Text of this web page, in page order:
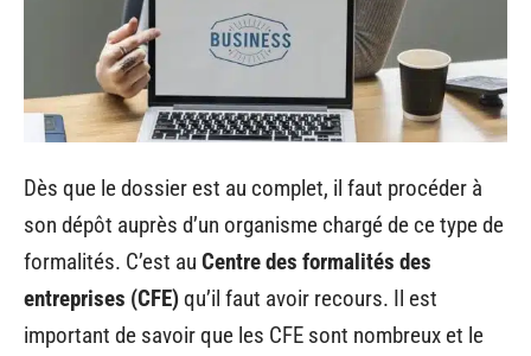
Dès que le dossier est au complet, il faut procéder à
son dépôt auprès d’un organisme chargé de ce type de
formalités. C’est au Centre des formalités des
entreprises (CFE)qu’il faut avoir recours. Il est
important de savoir que les CFE sont nombreux et le